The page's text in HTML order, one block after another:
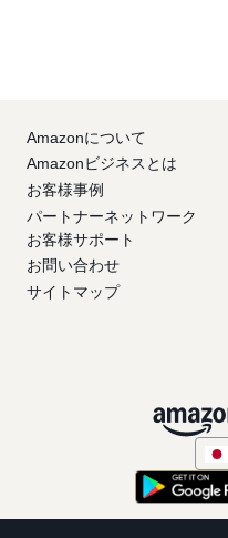
Amazonについて
Amazonビジネスとは
お客様事例
パートナーネットワーク
お客様サポート
お問い合わせ
サイトマップ